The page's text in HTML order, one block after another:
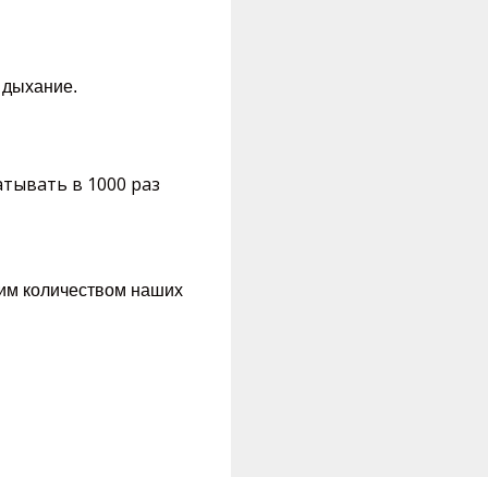
дыхание.
в 1000 раз
количеством наших